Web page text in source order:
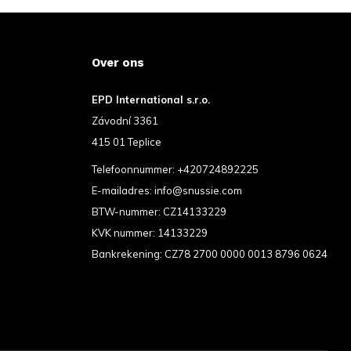
Over ons
EPD International s.r.o.
Závodní 3361
415 01 Teplice
Telefoonnummer: +420724892225
E-mailadres: info@snussie.com
BTW-nummer: CZ14133229
KVK nummer: 14133229
Bankrekening: CZ78 2700 0000 0013 8796 0624